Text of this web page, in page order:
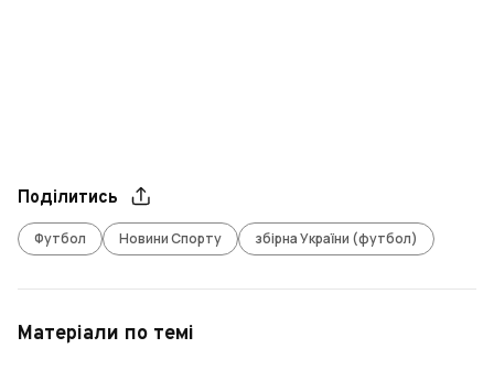
Поділитись
Футбол Новини Спорту збірна України (футбол)
Матеріали по темі